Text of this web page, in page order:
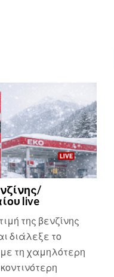
live
της βενζίνης
διάλεξε το
τη χαμηλότερη